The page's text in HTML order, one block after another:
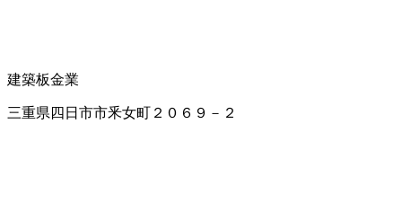
建築板金業
三重県四日市市釆女町２０６９－２